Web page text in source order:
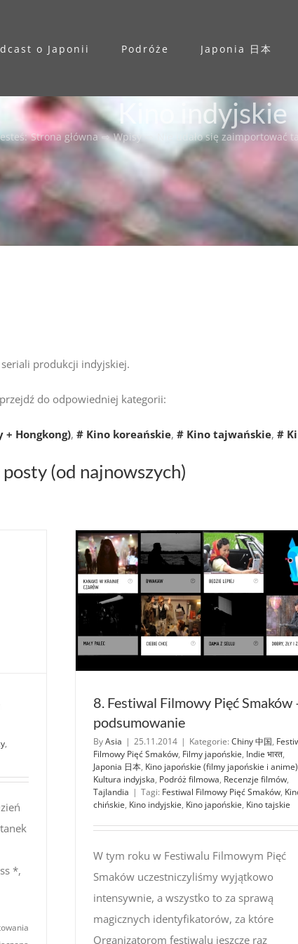
o Japonii Podróże Japonia 日本
Kino indyjskie
: Strona główna ⇨ Wpisy ⇨ Nie udało się zaimportować
produkcji indyjskiej.
do odpowiedniej kategorii:
+ Hongkong), # Kino koreańskie, # Kino tajwańskie, #
(od najnowszych)
,
*,
8. Festiwal Filmowy Pięć Smaków
podsumowanie
ByAsia | 25.11.2014 | Kategorie: Chiny 中国,
Filmowy Pięć Smaków, Filmy japońskie, Indie भारत,
Japonia 日本, Kino japońskie (filmy japońskie i anime)
Kultura indyjska, Podróż filmowa, Recenzje filmów,
Tajlandia | Tagi: Festiwal Filmowy Pięć Smaków,
chińskie, Kino indyjskie, Kino japońskie, Kino tajskie
W tym roku w Festiwalu Filmowym Pięć
Smaków uczestniczyliśmy wyjątkowo
intensywnie, a wszystko to za sprawą
magicznych identyfikatorów, za które
Organizatorom festiwalu jeszcze raz